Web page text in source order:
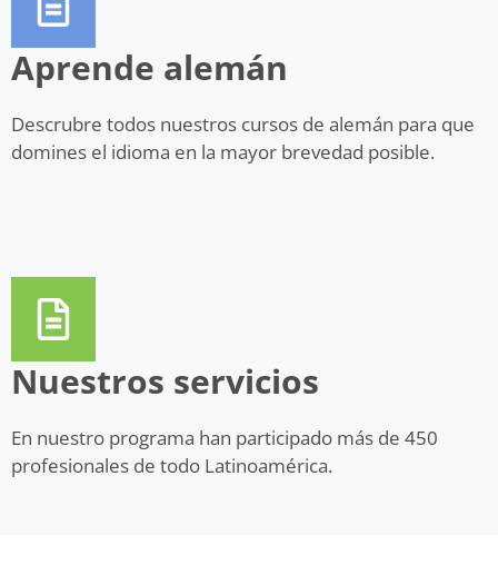
Aprende alemán
Descrubre todos nuestros cursos de alemán para que
domines el idioma en la mayor brevedad posible.
Nuestros servicios
En nuestro programa han participado más de 450
profesionales de todo Latinoamérica.